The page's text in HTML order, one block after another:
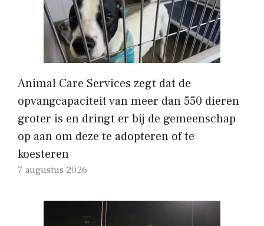
Animal Care Services zegt dat de
opvangcapaciteit van meer dan 550 dieren
groter is en dringt er bij de gemeenschap
op aan om deze te adopteren of te
koesteren
7 augustus 2026